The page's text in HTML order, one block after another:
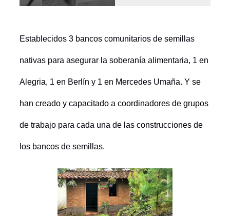
Establecidos 3 bancos comunitarios de semillas
nativas para asegurar la soberanía alimentaria, 1 en
Alegria, 1 en Berlín y 1 en Mercedes Umaña. Y se
han creado y capacitado a coordinadores de grupos
de trabajo para cada una de las construcciones de
los bancos de semillas.